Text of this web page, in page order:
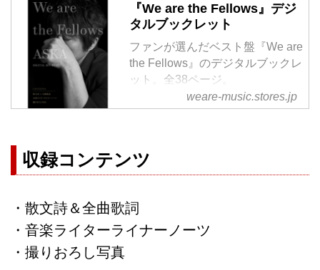
『We are the Fellows』デジ
タルブックレット
ファンが選んだベスト盤『We are
the Fellows』のデジタルブックレ
ット。全38ページ。
■収録コンテンツ
・散文詩＆全曲歌詞
weare-music.stores.jp
収録コンテンツ
・散文詩＆全曲歌詞
・音楽ライターライナーノーツ
・撮りおろし写真